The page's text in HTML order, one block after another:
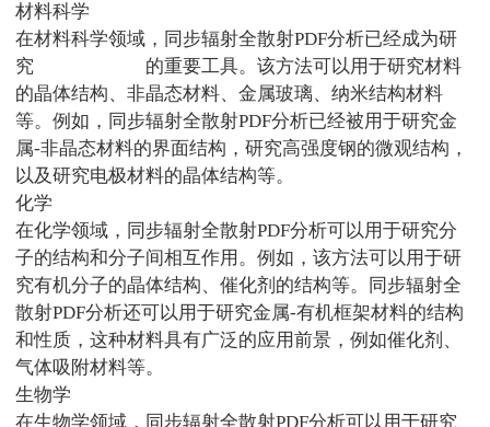
材料科学
在材料科学领域，同步辐射全散射PDF分析已经成为研
究
的重要工具。该方法可以用于研究材料
的晶体结构、非晶态材料、金属玻璃、纳米结构材料
等。例如，同步辐射全散射PDF分析已经被用于研究金
属-非晶态材料的界面结构，研究高强度钢的微观结构，
以及研究电极材料的晶体结构等。
化学
在化学领域，同步辐射全散射PDF分析可以用于研究分
子的结构和分子间相互作用。例如，该方法可以用于研
究有机分子的晶体结构、催化剂的结构等。同步辐射全
散射PDF分析还可以用于研究金属-有机框架材料的结构
和性质，这种材料具有广泛的应用前景，例如催化剂、
气体吸附材料等。
生物学
在生物学领域，同步辐射全散射PDF分析可以用于研究